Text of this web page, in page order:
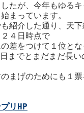
たが、今年もゆる
まっています。
紹介した通り、天
４日時点で
差をつけて１位とな
までとまだまだ長い
まげのためにも１
リHP